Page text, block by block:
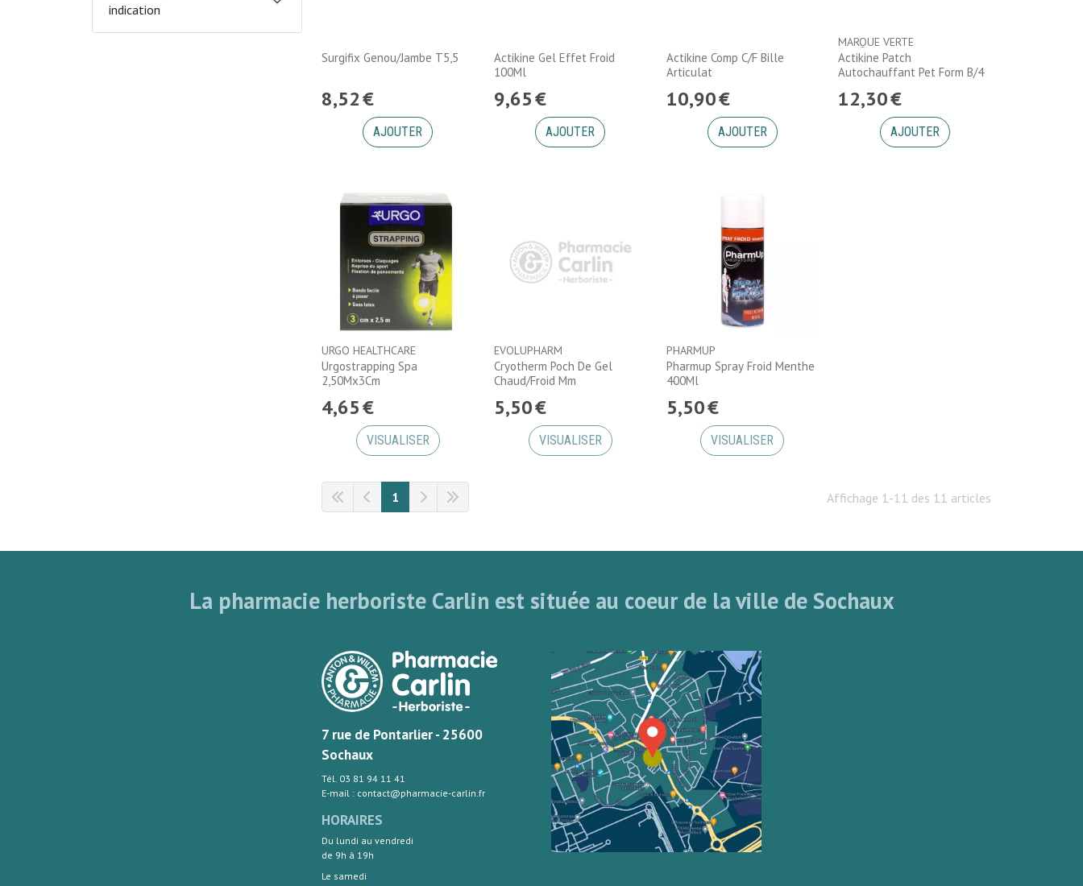
Surgifix Genou/Jambe T5,5
8,52€
AJOUTER
Actikine Gel Effet Froid
100Ml
9,65€
AJOUTER
Actikine Comp C/F Bille
Articulat
10,90€
AJOUTER
MARQUE VERTE
Actikine Patch
Autochauffant Pet Form B/4
12,30€
AJOUTER
URGO HEALTHCARE
Urgostrapping Spa
2,50Mx3Cm
4,65€
VISUALISER
EVOLUPHARM
Cryotherm Poch De Gel
Chaud/Froid Mm
5,50€
VISUALISER
PHARMUP
Pharmup Spray Froid Menthe
400Ml
5,50€
VISUALISER
Affichage 1-11 des 11 articles
1
indication
La pharmacie herboriste Carlin est située au coeur de la ville de Sochaux
7 rue de Pontarlier - 25600
Sochaux
Tél. 03 81 94 11 41
E-mail : contact@pharmacie-carlin.fr
HORAIRES
Du lundi au vendredi
de 9h à 19h
Le samedi